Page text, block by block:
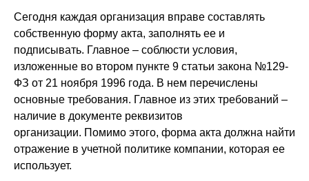
Сегодня каждая организация вправе составлять
собственную форму акта, заполнять ее и
подписывать. Главное – соблюсти условия,
изложенные во втором пункте 9 статьи закона №129-
ФЗ от 21 ноября 1996 года. В нем перечислены
основные требования. Главное из этих требований –
наличие в документе реквизитов
организации. Помимо этого, форма акта должна найти
отражение в учетной политике компании, которая ее
использует.